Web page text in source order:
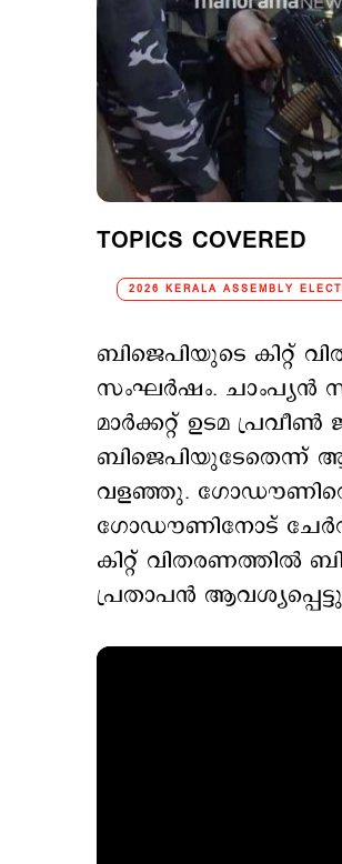
TOPICS COVERED
2026 KERALA ASSEMBLY
ബിജെപിയുടെ കിറ്റ്
സംഘര്‍ഷം. ചാംപ്യന്‍
മാര്‍ക്കറ്റ് ഉടമ
വളഞ്ഞു.
ഗോഡൗണിനോട്
കിറ്റ് വിതരണത്തില്‍
പ്രതാപന്‍